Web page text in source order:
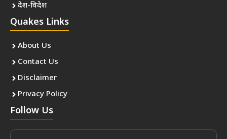
देश-विदेश
Quakes Links
About Us
Contact Us
Disclaimer
Privacy Policy
Follow Us